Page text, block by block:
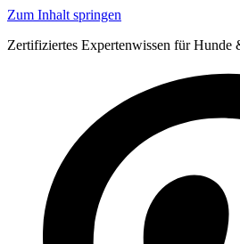
Zum Inhalt springen
Zertifiziertes Expertenwissen für Hunde